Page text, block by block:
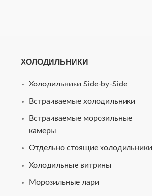
ХОЛОДИЛЬНИКИ
Холодильники Side-by-Side
Встраиваемые холодильники
Встраиваемые морозильные
камеры
Отдельно стоящие холодильники
Холодильные витрины
Морозильные лари